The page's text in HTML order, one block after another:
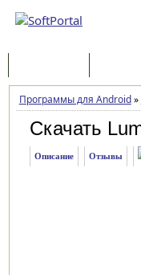
Программы для Android»
Скачать
Описание Отзывы